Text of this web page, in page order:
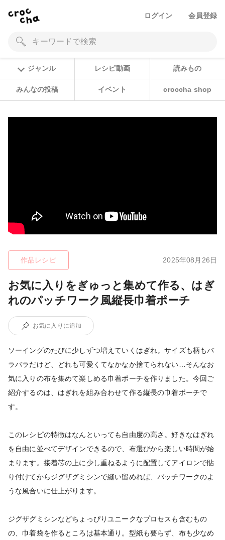
ログイン 会員登録
ジャンル レシピ動画 読みもの
みんなの投稿 イベント croccha shop
作品レシピ 2025年08月26日
お気に入りをぎゅっと集めて作る、はぎ
れのパッチワーク風縦長巾着ポーチ
お気に入りに追加
ソーイングのたびに少しずつ増えていくはぎれ。サイズも柄もバ
ラバラだけど、どれも可愛くてなかなか捨てられない…そんなお
気に入りの布を集めて楽しめる巾着ポーチを作りました。今回ご
紹介するのは、はぎれを組み合わせて作る縦長の巾着ポーチで
す。
このレシピの特徴はなんといっても自由度の高さ。好きなはぎれ
を自由に並べてデザインできるので、布選びから楽しい時間が始
まります。接着芯の上に少し重ねるように配置してアイロンで貼
り付けてからジグザグミシンで縫い留めれば、パッチワークのよ
うな風合いに仕上がります。
ジグザグミシンなどちょっぴりユニークなプロセスも含むもの
の、巾着袋を作るところは基本通り。型紙も要らず、布も少なめ